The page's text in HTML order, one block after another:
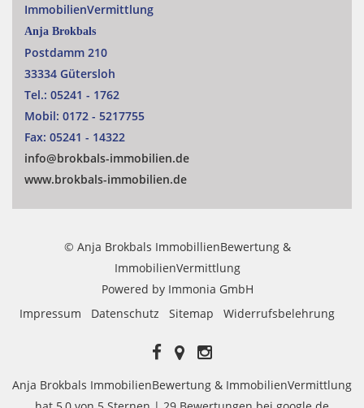
ImmobilienVermittlung
Anja Brokbals
Postdamm 210
33334 Gütersloh
Tel.: 05241 - 1762
Mobil: 0172 - 5217755
Fax: 05241 - 14322
info@brokbals-immobilien.de
www.brokbals-immobilien.de
© Anja Brokbals ImmobillienBewertung &
ImmobilienVermittlung
Powered by Immonia GmbH
Impressum
Datenschutz Sitemap Widerrufsbelehrung
Anja Brokbals ImmobilienBewertung & ImmobilienVermittlung